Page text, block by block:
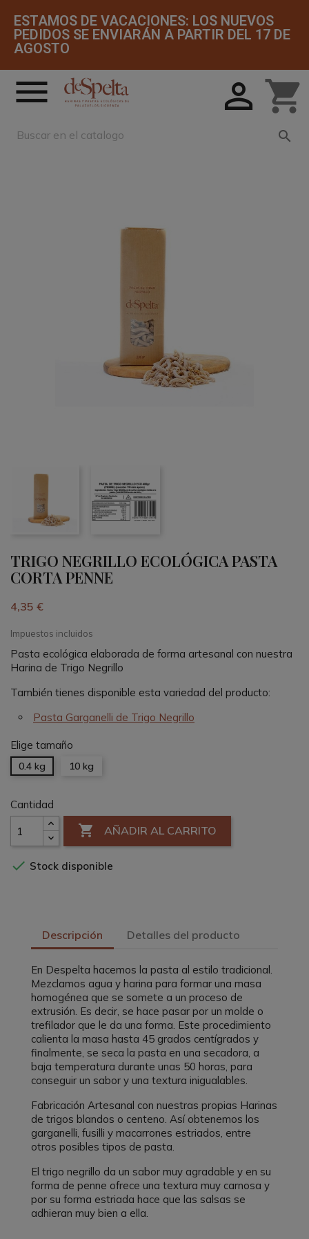
ESTAMOS DE VACACIONES: LOS NUEVOS
PEDIDOS SE ENVIARÁN A PARTIR DEL 17 DE
AGOSTO
 shopping_cart


TRIGO NEGRILLO ECOLÓGICA PASTA
CORTA PENNE
4,35 €
Impuestos incluidos
Pasta ecológica elaborada de forma artesanal con nuestra
Harina de Trigo Negrillo
También tienes disponible esta variedad del producto:
Pasta Garganelli de Trigo Negrillo
Elige tamaño
0.4 kg 10 kg
Cantidad
 AÑADIR AL CARRITO
 Stock disponible
Descripción Detalles del producto
En Despelta hacemos la pasta al estilo tradicional.
Mezclamos agua y harina para formar una masa
homogénea que se somete a un proceso de
extrusión. Es decir, se hace pasar por un molde o
trefilador que le da una forma. Este procedimiento
calienta la masa hasta 45 grados centígrados y
finalmente, se seca la pasta en una secadora, a
baja temperatura durante unas 50 horas, para
conseguir un sabor y una textura inigualables.
Fabricación Artesanal con nuestras propias Harinas
de trigos blandos o centeno. Así obtenemos los
garganelli, fusilli y macarrones estriados, entre
otros posibles tipos de pasta.
El trigo negrillo da un sabor muy agradable y en su
forma de penne ofrece una textura muy carnosa y
por su forma estriada hace que las salsas se
adhieran muy bien a ella.